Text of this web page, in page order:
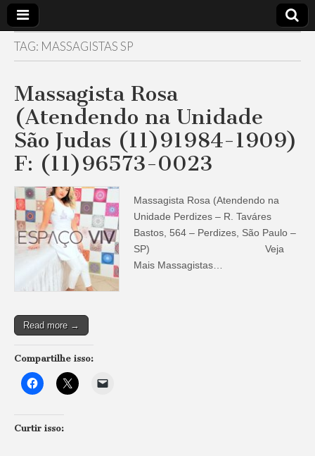
Massagem
São Paulo
24 horas
A Melhor
de São
Paulo –
Equipe
Gorete
TAG: MASSAGISTAS SP
Massagista Rosa
(Atendendo na Unidade
São Judas (11)91984-1909)
F: (11)96573-0023
Massagista Rosa (Atendendo na
Unidade Perdizes – R. Taváres
Bastos, 564 – Perdizes, São Paulo –
SP) Veja
Mais Massagistas…
Read more →
Compartilhe isso:
Curtir isso: